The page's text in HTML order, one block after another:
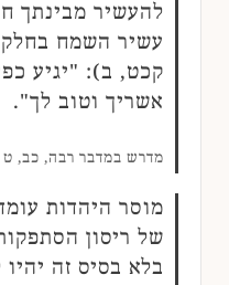
להעשיר מבינתך
עשיר השמח
קכט, ב): "יגיע
אשריך וטוב לך".
מדרש במדבר רבה, כב, ט
מוסר היהדות
של ריסון
בלא בסיס זה